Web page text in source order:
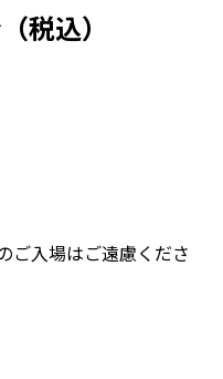
税込）
ご入場はご遠慮くださ